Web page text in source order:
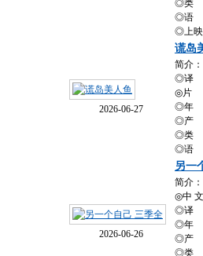
◎类
◎语
◎上映
2026-06-27
谎岛
简介
◎译
◎片
◎年
◎产
◎类
◎语
2026-06-26
另一
简介
◎中
◎译
◎年
◎产
◎类